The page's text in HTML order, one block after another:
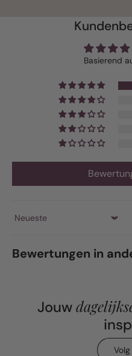
Basierend
Sort by
Bewertungen in
Jouw